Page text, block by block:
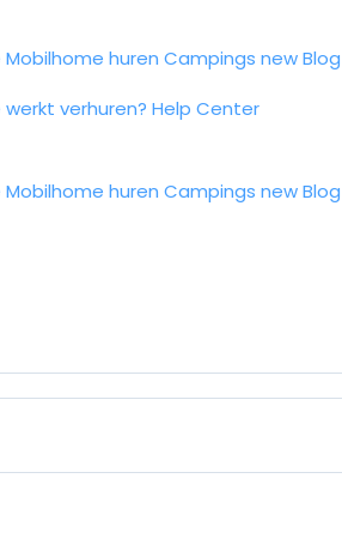
Mobilhome huren Campings newBlog
werkt verhuren? Help Center
Mobilhome huren Campings newBlog